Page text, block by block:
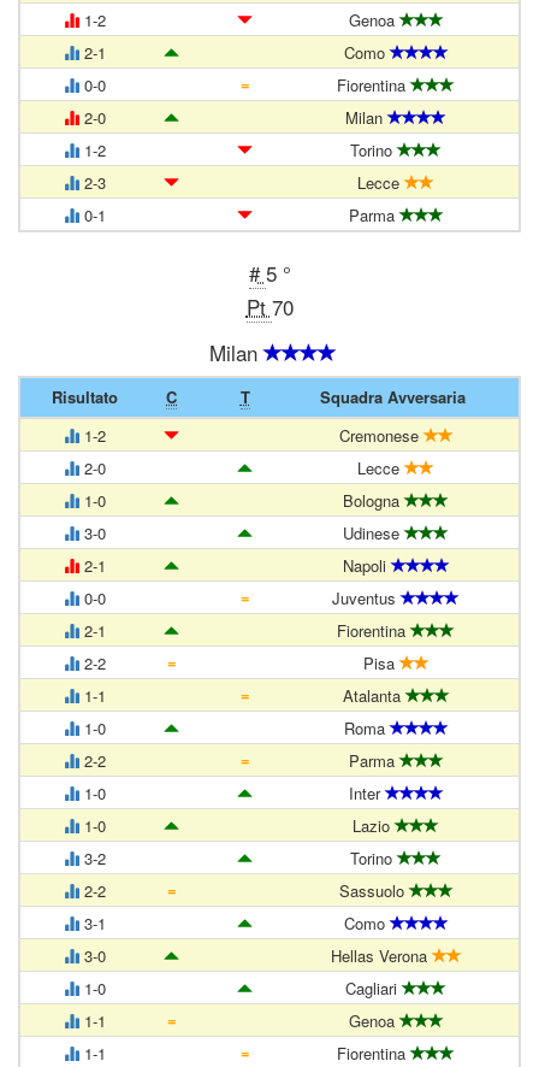
1-2
Genoa
2-1
Como
0-0
=
Fiorentina
2-0
Milan
1-2
Torino
2-3
Lecce
0-1
Parma
#5 °
Pt 70
Milan
Risultato C T
Squadra Avversaria
1-2
Cremonese
2-0
Lecce
1-0
Bologna
3-0
Udinese
2-1
Napoli
0-0
=
Juventus
2-1
Fiorentina
2-2
=
Pisa
1-1
=
Atalanta
1-0
Roma
2-2
=
Parma
1-0
Inter
1-0
Lazio
3-2
Torino
2-2
=
Sassuolo
3-1
Como
3-0
Hellas Verona
1-0
Cagliari
1-1
=
Genoa
1-1
=
Fiorentina